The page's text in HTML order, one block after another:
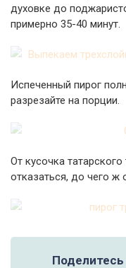
духовке до
примерно 35-40 минут.
Испеченный пирог
разрезайте на порции.
От кусочка
отказаться, до чего ж